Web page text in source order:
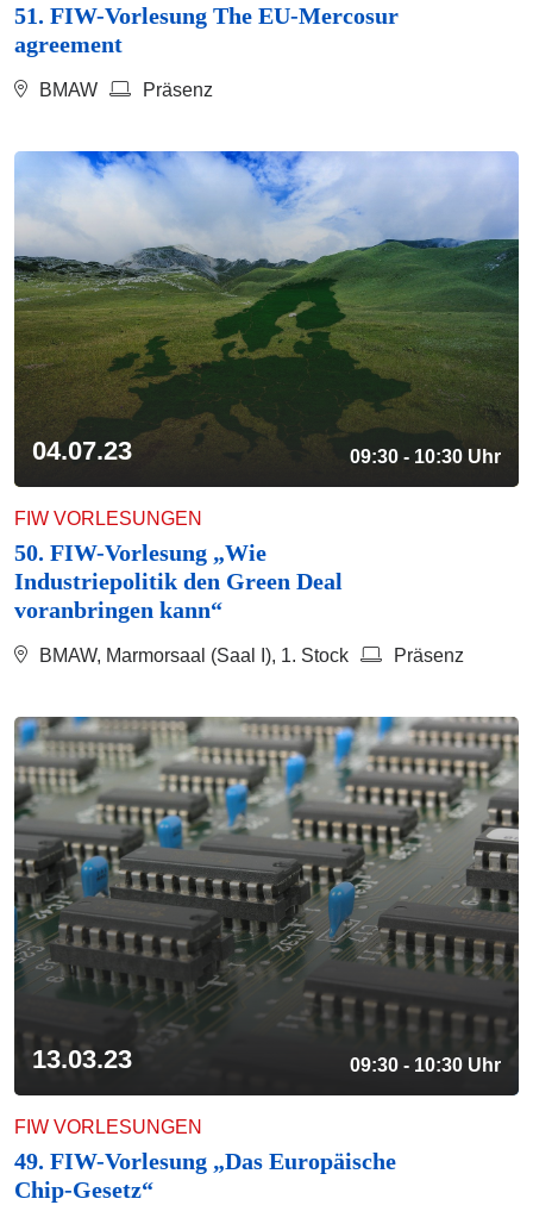
51. FIW-Vorlesung The EU-Mercosur
agreement
BMAW Präsenz
04.07.23 09:30 - 10:30 Uhr
FIW VORLESUNGEN
50. FIW-Vorlesung „Wie
Industriepolitik den Green Deal
voranbringen kann“
BMAW, Marmorsaal (Saal I), 1. Stock Präsenz
13.03.23 09:30 - 10:30 Uhr
FIW VORLESUNGEN
49. FIW-Vorlesung „Das Europäische
Chip-Gesetz“